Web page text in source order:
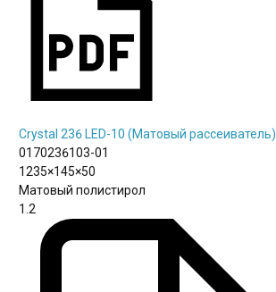
Crystal 236 LED-10 (Матовый рассеиватель)
0170236103-01
1235×145×50
Матовый полистирол
1.2